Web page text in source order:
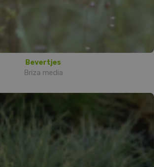
Bevertjes
Briza media